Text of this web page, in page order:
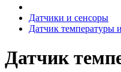
Датчики и сенсоры
Датчик температуры
Датчик